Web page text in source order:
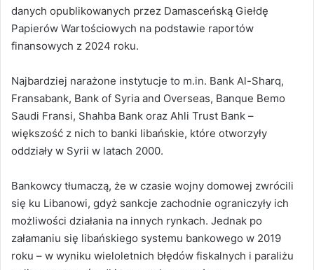
danych opublikowanych przez Damasceńską Giełdę
Papierów Wartościowych na podstawie raportów
finansowych z 2024 roku.
Najbardziej narażone instytucje to m.in. Bank Al-Sharq,
Fransabank, Bank of Syria and Overseas, Banque Bemo
Saudi Fransi, Shahba Bank oraz Ahli Trust Bank –
większość z nich to banki libańskie, które otworzyły
oddziały w Syrii w latach 2000.
Bankowcy tłumaczą, że w czasie wojny domowej zwrócili
się ku Libanowi, gdyż sankcje zachodnie ograniczyły ich
możliwości działania na innych rynkach. Jednak po
załamaniu się libańskiego systemu bankowego w 2019
roku – w wyniku wieloletnich błędów fiskalnych i paraliżu